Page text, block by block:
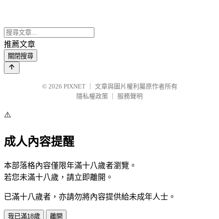
推薦文章
關閉搜尋
© 2026 PIXNET
文章與圖片權利屬原作者所有
隱私權政策
服務聲明
⚠️
成人內容提醒
本部落格內容僅限年滿十八歲者瀏覽。
若您未滿十八歲，請立即離開。
已滿十八歲者，亦請勿將內容提供給未成年人士。
我已滿18歲 離開